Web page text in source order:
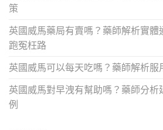
策
英國威馬藥局有賣嗎？藥師解析實體
跑冤枉路
英國威馬可以每天吃嗎？藥師解析服
英國威馬對早洩有幫助嗎？藥師分析
例